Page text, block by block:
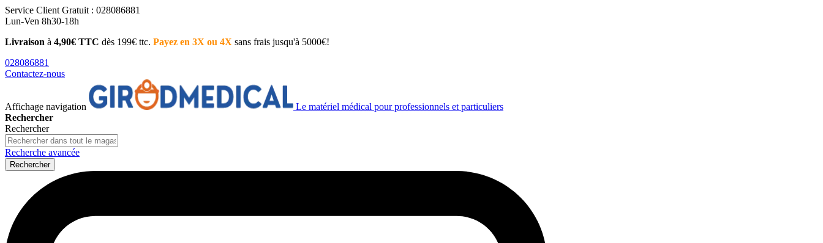
Service Client Gratuit : 028086881
Lun-Ven 8h30-18h
Livraison à 4,90€ TTC dès 199€ ttc. Payez en 3X ou 4X sans frais jusqu'à 5000€!
028086881
Contactez-nous
Affichage navigation
Le matériel médical pour professionnels et particuliers
Rechercher
Rechercher
Recherche avancée
Rechercher